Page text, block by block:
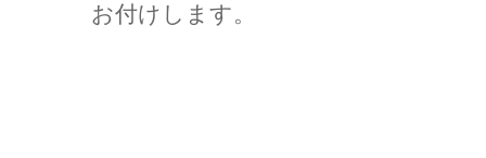
お付けします。